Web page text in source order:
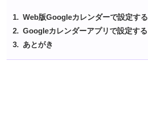
Web版Googleカレンダーで設定する
Googleカレンダーアプリで設定する
あとがき